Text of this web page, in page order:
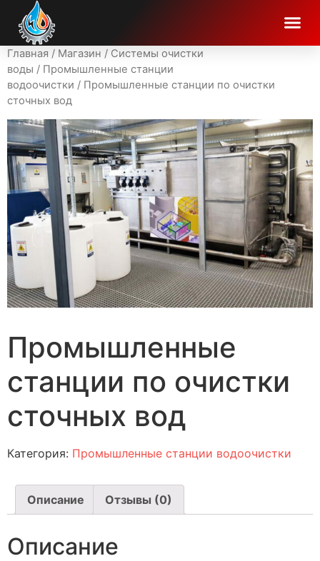
Главная / Магазин / Системы очистки
воды / Промышленные станции
водоочистки / Промышленные станции по очистки
сточных вод
Промышленные
станции по очистки
сточных вод
Категория: Промышленные станции водоочистки
Описание Отзывы (0)
Описание